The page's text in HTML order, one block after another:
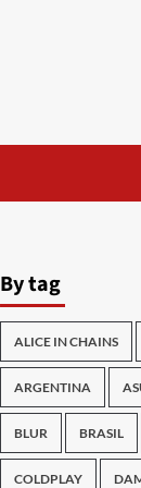
By tag
ALICE IN CHAINS
ARGENTINA
BLUR BRASIL
COLDPLAY